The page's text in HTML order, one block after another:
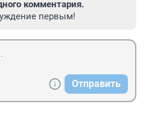
комментария.
первым!
Отправить